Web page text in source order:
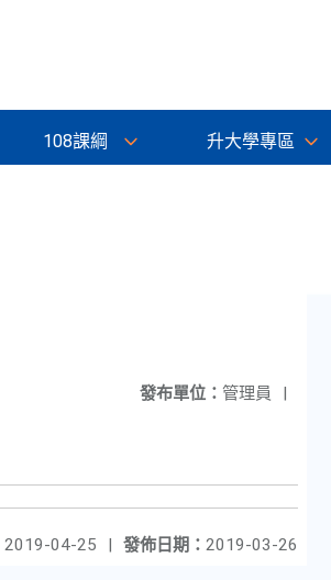
108課綱 升大學專區
發布單位： 管理員 |
發佈日期： 2019-03-26
2019-04-25 |